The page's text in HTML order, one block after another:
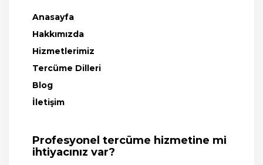
Anasayfa
Hakkımızda
Hizmetlerimiz
Tercüme Dilleri
Blog
İletişim
Profesyonel tercüme hizmetine mi
ihtiyacınız var?